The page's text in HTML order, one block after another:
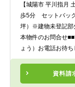
資料請
【城陽市 平川指
歩5分 セットバッ
坪）※建物未登記
本物件のお問合せ
ょう）お電話お待